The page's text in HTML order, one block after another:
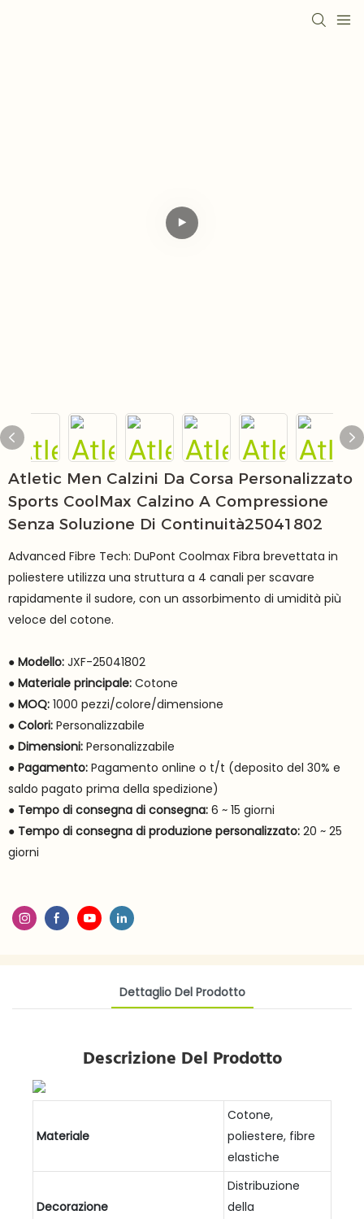
Atletic Men Calzini Da Corsa Personalizzato
Sports CoolMax Calzino A Compressione
Senza Soluzione Di Continuità25041802
Advanced Fibre Tech: DuPont Coolmax Fibra brevettata in
poliestere utilizza una struttura a 4 canali per scavare
rapidamente il sudore, con un assorbimento di umidità più
veloce del cotone.
● Modello: JXF-25041802
● Materiale principale: Cotone
● MOQ: 1000 pezzi/colore/dimensione
● Colori: Personalizzabile
● Dimensioni: Personalizzabile
● Pagamento: Pagamento online o t/t (deposito del 30% e
saldo pagato prima della spedizione)
● Tempo di consegna di consegna: 6 ~ 15 giorni
● Tempo di consegna di produzione personalizzato: 20 ~ 25
giorni
Dettaglio Del Prodotto
Descrizione Del Prodotto
Materiale
Cotone,
poliestere, fibre
elastiche
Decorazione
Distribuzione
della